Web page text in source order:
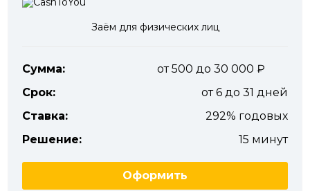
Заём для физических лиц
Сумма:
от 500 до 30 000
Срок:
от 6 до 31 дней
Ставка:
292% годовых
Решение:
15 минут
Оформить